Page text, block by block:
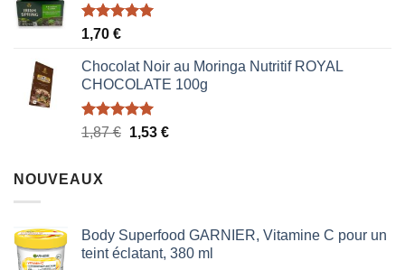
était :
Note5.00
1,70 €
Chocolat Noir au Moringa Nutritif ROYAL
CHOCOLATE 100g
Note5.00
1,87€ Le
1,53 €Le
NOUVEAUX
Body Superfood GARNIER, Vitamine C pour un
teint éclatant, 380 ml